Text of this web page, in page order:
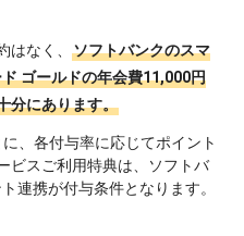
はなく、 ソフトバンクのスマ
ゴールドの年会費11,000円
分にあります。
、各付与率に応じてポイント
ビスご利用特典は、ソフトバ
連携が付与条件となります。